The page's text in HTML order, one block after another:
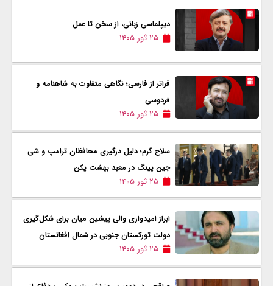
دیپلماسی زبانی، از سخن تا عمل
۲۵ ثور ۱۴۰۵
فراتر از فارسی؛ نگاهی متفاوت به شاهنامه و
فردوسی
۲۵ ثور ۱۴۰۵
سلاح گرم؛ دلیل درگیری محافظان ترامپ و شی
جین پینگ در معبد بهشت پکن
۲۵ ثور ۱۴۰۵
ابراز امیدواری والی پیشین میان برای شکل‌گیری
دولت تورکستان جنوبی در شمال افغانستان
۲۵ ثور ۱۴۰۵